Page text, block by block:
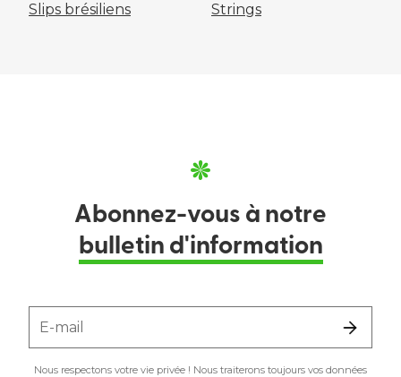
Slips brésiliens Strings
Abonnez-vous à notre
bulletin d'information
E-mail
Nous respectons votre vie privée ! Nous traiterons toujours vos données